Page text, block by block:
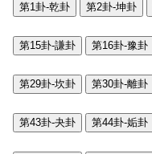
第1卦-乾卦 第2卦-坤卦
第15卦-謙卦 第16卦-豫卦
第29卦-坎卦 第30卦-離卦
第43卦-夬卦 第44卦-姤卦